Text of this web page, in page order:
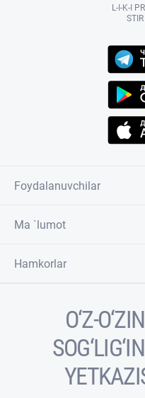
L-I-K-I
Foydalanuvchilar
Ma `lumot
Hamkorlar
O‘Z-